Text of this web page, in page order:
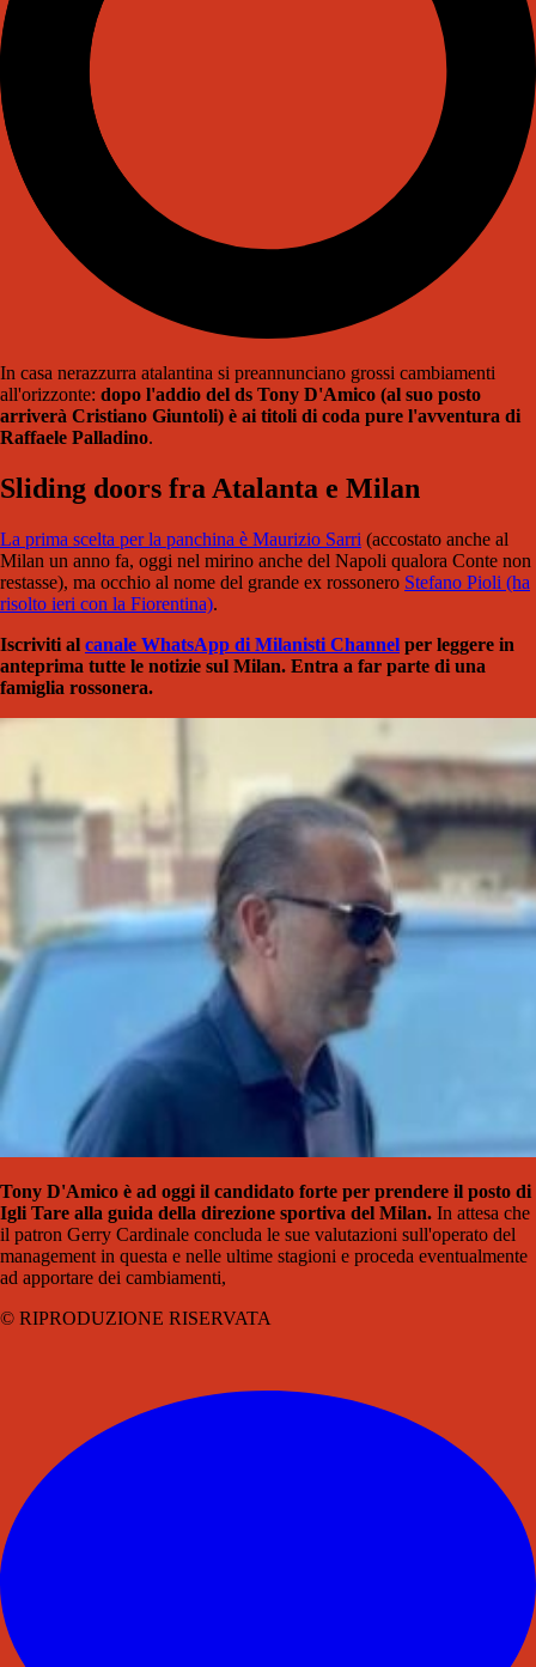
In casa nerazzurra atalantina si preannunciano grossi cambiamenti
all'orizzonte: dopo l'addio del ds Tony D'Amico (al suo posto
arriverà Cristiano Giuntoli) è ai titoli di coda pure l'avventura di
Raffaele Palladino.
Sliding doors fra Atalanta e Milan
La prima scelta per la panchina è Maurizio Sarri (accostato anche al
Milan un anno fa, oggi nel mirino anche del Napoli qualora Conte non
restasse), ma occhio al nome del grande ex rossonero Stefano Pioli (ha
risolto ieri con la Fiorentina).
Iscriviti al canale WhatsApp di Milanisti Channel per leggere in
anteprima tutte le notizie sul Milan. Entra a far parte di una
famiglia rossonera.
Tony D'Amico è ad oggi il candidato forte per prendere il posto di
Igli Tare alla guida della direzione sportiva del Milan. In attesa che
il patron Gerry Cardinale concluda le sue valutazioni sull'operato del
management in questa e nelle ultime stagioni e proceda eventualmente
ad apportare dei cambiamenti,
© RIPRODUZIONE RISERVATA